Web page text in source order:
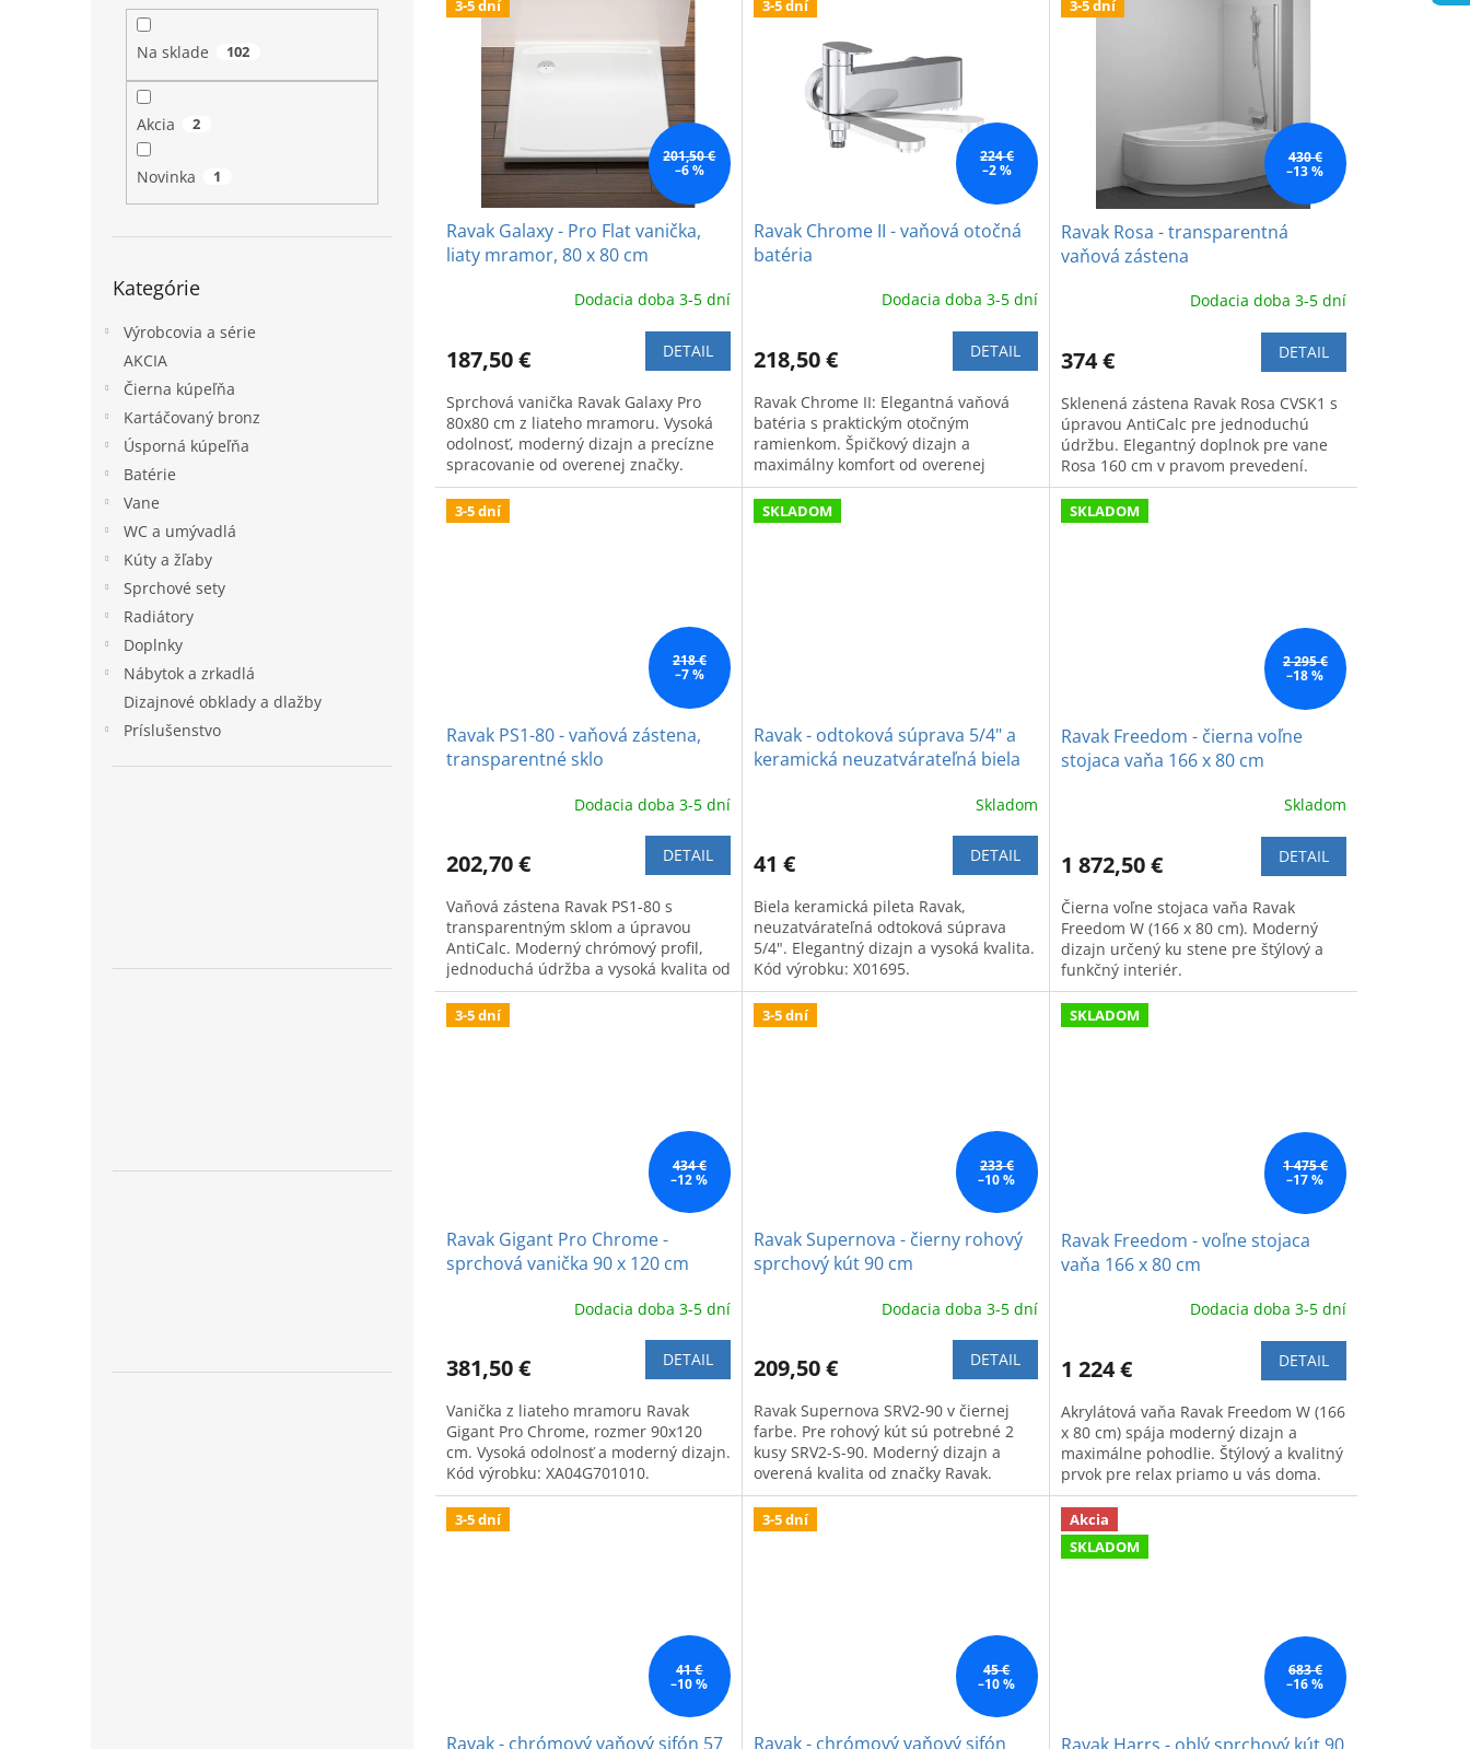
Na sklade 102
Akcia 2
Novinka 1
kategórie
Kategórie
Výrobcovia a série
AKCIA
Čierna kúpeľňa
Kartáčovaný bronz
Úsporná kúpeľňa
Batérie
Vane
WC a umývadlá
Kúty a žľaby
Sprchové sety
Radiátory
Doplnky
Nábytok a zrkadlá
Dizajnové obklady a dlažby
Príslušenstvo
3-5 dní
201,50 €
–6 %
Ravak Galaxy - Pro Flat vanička,
liaty mramor, 80 x 80 cm
Dodacia doba 3-5 dní
187,50 € DETAIL
Sprchová vanička Ravak Galaxy Pro
80x80 cm z liateho mramoru. Vysoká
odolnosť, moderný dizajn a precízne
spracovanie od overenej značky.
3-5 dní
224 €
–2 %
Ravak Chrome II - vaňová otočná
batéria
Dodacia doba 3-5 dní
218,50 € DETAIL
Ravak Chrome II: Elegantná vaňová
batéria s praktickým otočným
ramienkom. Špičkový dizajn a
maximálny komfort od overenej
značky. Kvalitné spracovanie pre
kúpeľňu.
3-5 dní
430 €
–13 %
Ravak Rosa - transparentná
vaňová zástena
Dodacia doba 3-5 dní
374 € DETAIL
Sklenená zástena Ravak Rosa CVSK1 s
úpravou AntiCalc pre jednoduchú
údržbu. Elegantný doplnok pre vane
Rosa 160 cm v pravom prevedení.
Moderný vzhľad a pohodlie.
3-5 dní
218 €
–7 %
Ravak PS1-80 - vaňová zástena,
transparentné sklo
Dodacia doba 3-5 dní
202,70 € DETAIL
Vaňová zástena Ravak PS1-80 s
transparentným sklom a úpravou
AntiCalc. Moderný chrómový profil,
jednoduchá údržba a vysoká kvalita od
overenej značky.
SKLADOM
Ravak - odtoková súprava 5/4" a
keramická neuzatvárateľná biela
Skladom
41 € DETAIL
Biela keramická pileta Ravak,
neuzatvárateľná odtoková súprava
5/4". Elegantný dizajn a vysoká kvalita.
Kód výrobku: X01695.
SKLADOM
2 295 €
–18 %
Ravak Freedom - čierna voľne
stojaca vaňa 166 x 80 cm
Skladom
1 872,50 € DETAIL
Čierna voľne stojaca vaňa Ravak
Freedom W (166 x 80 cm). Moderný
dizajn určený ku stene pre štýlový a
funkčný interiér.
3-5 dní
434 €
–12 %
Ravak Gigant Pro Chrome -
sprchová vanička 90 x 120 cm
Dodacia doba 3-5 dní
381,50 € DETAIL
Vanička z liateho mramoru Ravak
Gigant Pro Chrome, rozmer 90x120
cm. Vysoká odolnosť a moderný dizajn.
Kód výrobku: XA04G701010.
3-5 dní
233 €
–10 %
Ravak Supernova - čierny rohový
sprchový kút 90 cm
Dodacia doba 3-5 dní
209,50 € DETAIL
Ravak Supernova SRV2-90 v čiernej
farbe. Pre rohový kút sú potrebné 2
kusy SRV2-S-90. Moderný dizajn a
overená kvalita od značky Ravak.
SKLADOM
1 475 €
–17 %
Ravak Freedom - voľne stojaca
vaňa 166 x 80 cm
Dodacia doba 3-5 dní
1 224 € DETAIL
Akrylátová vaňa Ravak Freedom W (166
x 80 cm) spája moderný dizajn a
maximálne pohodlie. Štýlový a kvalitný
prvok pre relax priamo u vás doma.
3-5 dní
41 €
–10 %
Ravak - chrómový vaňový sifón 57
3-5 dní
45 €
–10 %
Ravak - chrómový vaňový sifón
Akcia
SKLADOM
683 €
–16 %